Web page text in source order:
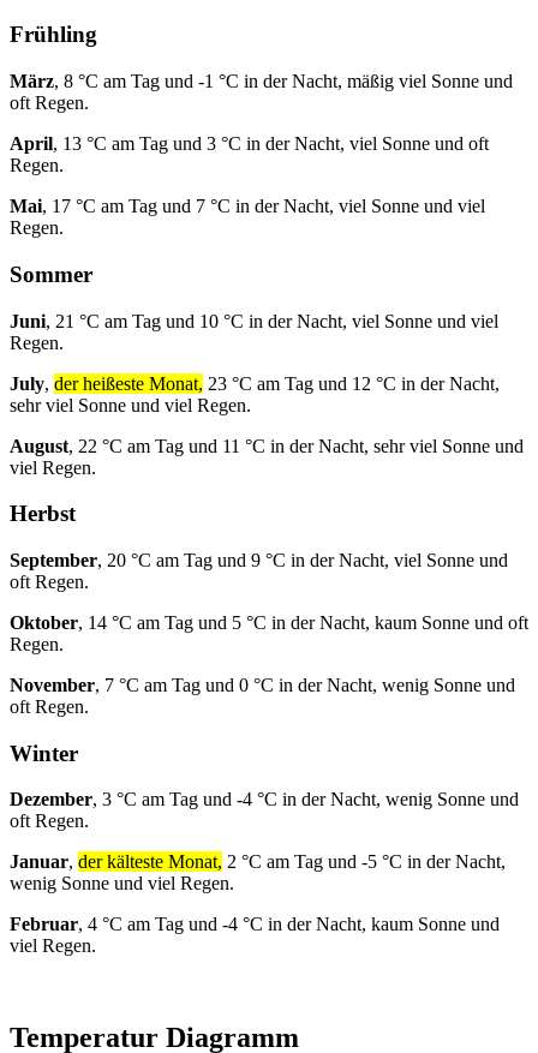
Frühling
März, 8 °C am Tag und -1 °C in der Nacht, mäßig viel Sonne und
oft Regen.
April, 13 °C am Tag und 3 °C in der Nacht, viel Sonne und oft
Regen.
Mai, 17 °C am Tag und 7 °C in der Nacht, viel Sonne und viel
Regen.
Sommer
Juni, 21 °C am Tag und 10 °C in der Nacht, viel Sonne und viel
Regen.
July, der heißeste Monat, 23 °C am Tag und 12 °C in der Nacht,
sehr viel Sonne und viel Regen.
August, 22 °C am Tag und 11 °C in der Nacht, sehr viel Sonne und
viel Regen.
Herbst
September, 20 °C am Tag und 9 °C in der Nacht, viel Sonne und
oft Regen.
Oktober, 14 °C am Tag und 5 °C in der Nacht, kaum Sonne und oft
Regen.
November, 7 °C am Tag und 0 °C in der Nacht, wenig Sonne und
oft Regen.
Winter
Dezember, 3 °C am Tag und -4 °C in der Nacht, wenig Sonne und
oft Regen.
Januar, der kälteste Monat, 2 °C am Tag und -5 °C in der Nacht,
wenig Sonne und viel Regen.
Februar, 4 °C am Tag und -4 °C in der Nacht, kaum Sonne und
viel Regen.
Temperatur Diagramm